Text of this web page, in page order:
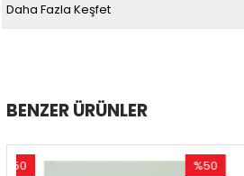
Daha Fazla Keşfet
BENZER ÜRÜNLER
%50